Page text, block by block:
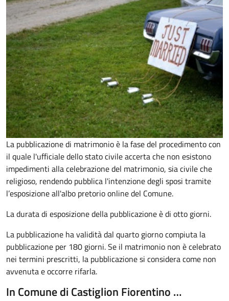
La pubblicazione di matrimonio è la fase del procedimento con
il quale l'ufficiale dello stato civile accerta che non esistono
impedimenti alla celebrazione del matrimonio, sia civile che
religioso, rendendo pubblica l'intenzione degli sposi tramite
l’esposizione all'albo pretorio online del Comune.
La durata di esposizione della pubblicazione è di otto giorni.
La pubblicazione ha validità dal quarto giorno compiuta la
pubblicazione per 180 giorni. Se il matrimonio non è celebrato
nei termini prescritti, la pubblicazione si considera come non
avvenuta e occorre rifarla.
In Comune di Castiglion Fiorentino …